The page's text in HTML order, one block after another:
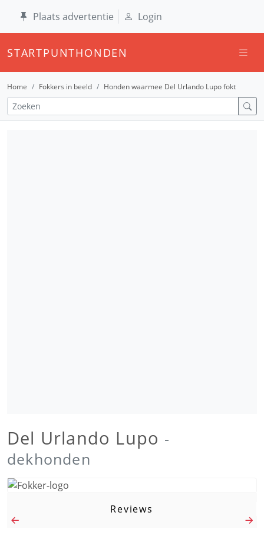
Plaats advertentie Login
STARTPUNTHONDEN
Home Fokkers in beeld Honden waarmee Del Urlando Lupo fokt
Del Urlando Lupo -
dekhonden
Reviews